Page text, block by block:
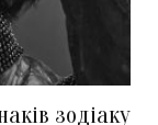
зодіаку